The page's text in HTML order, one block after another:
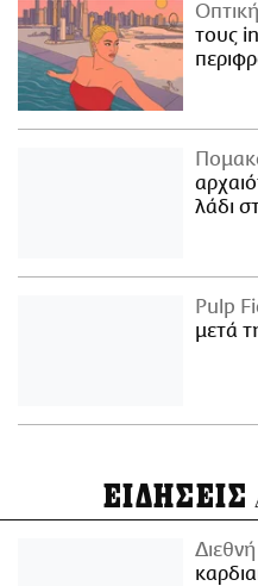
τους
λάδι
Pulp
μετά
ΕΙΔΗΣΕΙΣ
Διεθνή